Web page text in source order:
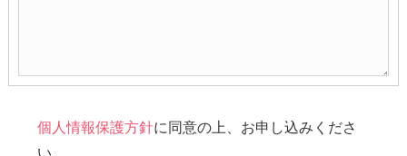
個人情報保護方針に同意の上、お申し込みくださ
い。